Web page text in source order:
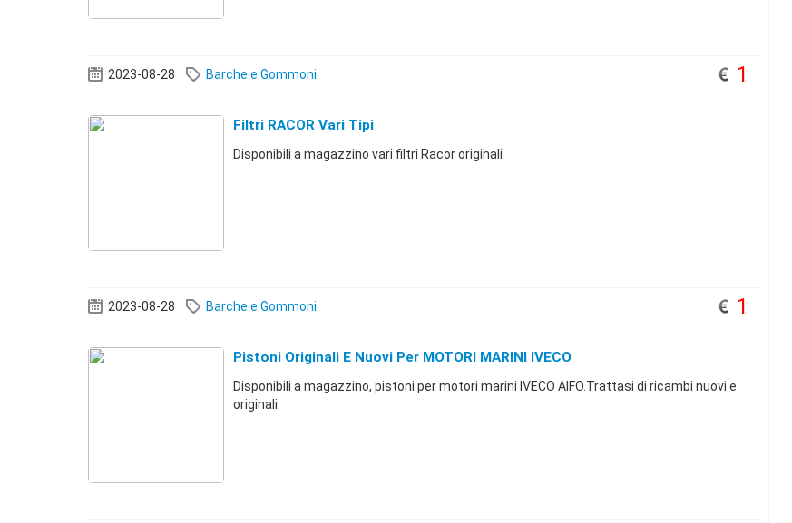
2023-08-28 Barche e Gommoni 1
Filtri RACOR Vari Tipi
Disponibili a magazzino vari filtri Racor originali.
2023-08-28 Barche e Gommoni 1
Pistoni Originali E Nuovi Per MOTORI MARINI IVECO
Disponibili a magazzino, pistoni per motori marini IVECO AIFO.Trattasi di ricambi nuovi e
originali.